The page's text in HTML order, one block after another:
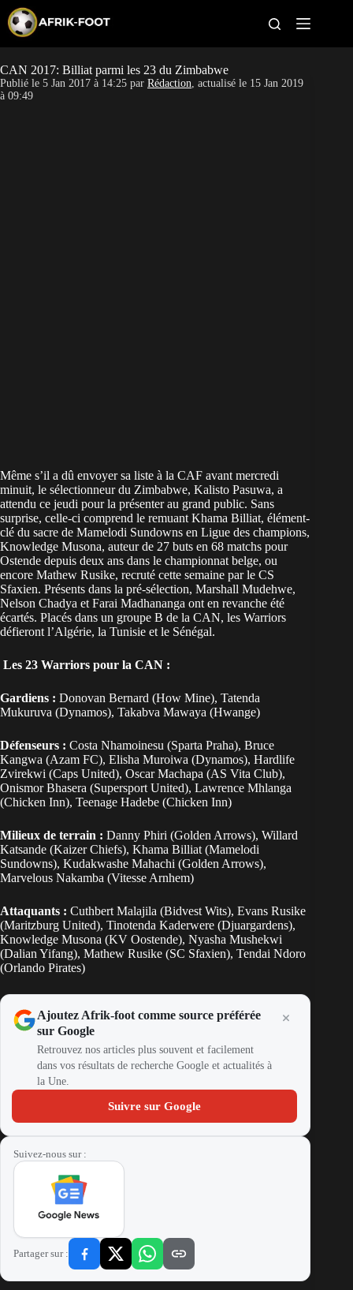
p
o
c
CAN féminine
CAN 2017: Billiat parmi les 23 du Zimbabwe
Publié le 5 Jan 2017 à 14:25 par Rédaction, actualisé le 15 Jan 2019
à 09:49
Même s’il a dû envoyer sa liste à la CAF avant mercredi
minuit, le sélectionneur du Zimbabwe, Kalisto Pasuwa, a
attendu ce jeudi pour la présenter au grand public. Sans
surprise, celle-ci comprend le remuant Khama Billiat, élément-
clé du sacre de Mamelodi Sundowns en Ligue des champions,
Knowledge Musona, auteur de 27 buts en 68 matchs pour
Ostende depuis deux ans dans le championnat belge, ou
encore Mathew Rusike, recruté cette semaine par le CS
Sfaxien. Présents dans la pré-sélection, Marshall Mudehwe,
Nelson Chadya et Farai Madhananga ont en revanche été
écartés. Placés dans un groupe B de la CAN, les Warriors
défieront l’Algérie, la Tunisie et le Sénégal.
Les 23 Warriors pour la CAN :
Gardiens : Donovan Bernard (How Mine), Tatenda
Mukuruva (Dynamos), Takabva Mawaya (Hwange)
Défenseurs : Costa Nhamoinesu (Sparta Praha), Bruce
Kangwa (Azam FC), Elisha Muroiwa (Dynamos), Hardlife
Zvirekwi (Caps United), Oscar Machapa (AS Vita Club),
Onismor Bhasera (Supersport United), Lawrence Mhlanga
(Chicken Inn), Teenage Hadebe (Chicken Inn)
Milieux de terrain : Danny Phiri (Golden Arrows), Willard
Katsande (Kaizer Chiefs), Khama Billiat (Mamelodi
Sundowns), Kudakwashe Mahachi (Golden Arrows),
Marvelous Nakamba (Vitesse Arnhem)
Attaquants : Cuthbert Malajila (Bidvest Wits), Evans Rusike
(Maritzburg United), Tinotenda Kaderwere (Djuargardens),
Knowledge Musona (KV Oostende), Nyasha Mushekwi
(Dalian Yifang), Mathew Rusike (SC Sfaxien), Tendai Ndoro
(Orlando Pirates)
Ajoutez Afrik-foot comme source préférée
sur Google
Retrouvez nos articles plus souvent et facilement
dans vos résultats de recherche Google et actualités à
la Une.
Suivre sur Google
Suivez-nous sur :
Partager sur :